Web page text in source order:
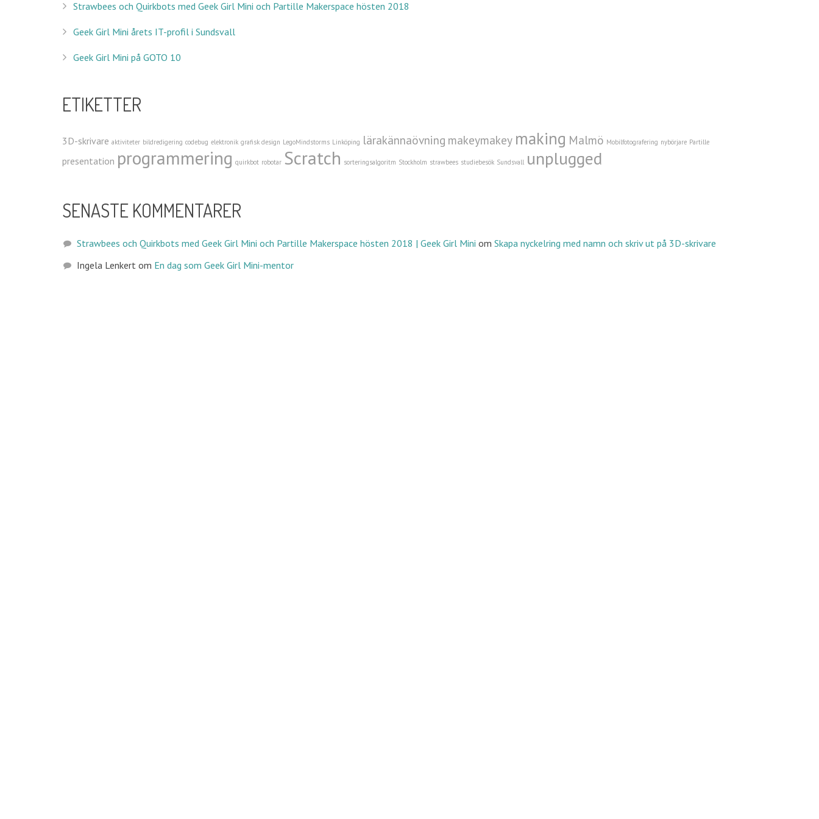
Strawbees och Quirkbots med Geek Girl Mini och Partille Makerspace hösten 2018
Geek Girl Mini årets IT-profil i Sundsvall
Geek Girl Mini på GOTO 10
ETIKETTER
3D-skrivare aktiviteter bildredigering codebug elektronik grafisk design LegoMindstorms Linköping lärakännaövning makeymakey making Malmö Mobilfotografering nybörjare Partille
presentation programmering quirkbot robotar Scratch sorteringsalgoritm Stockholm strawbees studiebesök Sundsvall unplugged
SENASTE KOMMENTARER
Strawbees och Quirkbots med Geek Girl Mini och Partille Makerspace hösten 2018 | Geek Girl Mini om Skapa nyckelring med namn och skriv ut på 3D-skrivare
Ingela Lenkert om En dag som Geek Girl Mini-mentor
Marie Gustafsson Friberger & Karin Nygårds 2016 Kontakt: marie.gustafsson och karinnygards på gmail
Sidan använder cookies för att användarupplevelsen ska bli så bra som möjligt.
PROJEKTSTÖD